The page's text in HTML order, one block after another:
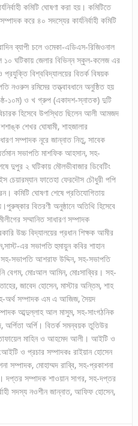
কমিটি ঘোষণা করা হয়। কমিটিতে
করে ৪০ সদস্যের কার্যনির্বাহী কমিটি
ব্যাপী চলে ওমেকা-এডিএস-রিজিওনাল
ঘটিকায় জেলার বিভিন্ন স্কুল-কলেজ এর
প্রযুক্তি বিশ্ববিদ্যালয়ের বিতর্ক বিষয়ক
নওরুস রমিমের তত্ত্বাবধানে অনুষ্ঠিত হয়
১০ম) ও খ গ্রুপ (একাদশ-স্নাতক) দুটি
হিসেবে উপস্থিত ছিলেন আলী আমজদ
শেখর ঘোষামী, শাহজালার
সম্পাদক নূরে জান্নাত নিতু, সাবেক
সভাপতি মাশফিক আহসান, সহ-
দুপুর ২ ঘটিকায় মৌলভীবাজার ডিবেটিং
চেয়ারম্যান ফাতেহা ফেরদৌস চৌধুরী পপি
কমিটি ঘোষণা শেষে প্রতিযোগিতায়
বিতরণী অনুষ্ঠানে অতিথি হিসেবে
সম্মানিত সাধারণ সম্পাদক
উচ্চ বিদ্যালয়ের প্রধান শিক্ষক আমীর
এর সভাপতি হুমায়ুন কবির শাহান
সভাপতি আশরাফ উদ্দিন, সহ-সভাপতি
বেগম, মোঃআল আমিন, মোঃসাব্বির। সহ-
জাবেদ হোসেন, মাস্টার অন্তিম, শাহ
অর্থ সম্পাদক এম এ আজিজ, সৈয়দ
আব্দুল্লাহ আল মাসুম, সহ-সাংগঠনিক
অর্পি। বিতর্ক সমন্বয়ক তুতিউর
মাহিন ও আহমেদ আলী। আইটি ও
ও প্রচার সম্পাদকঃ রাইয়ান হোসেন
সম্পাদক, মোহাম্মদ রাব্বি, সহ-প্রকাশনা
দপ্তর সম্পাদক শাওয়ান সাগর, সহ-দপ্তর
সদস্য নওশীন জান্নাত, আফিফ হোসেন,